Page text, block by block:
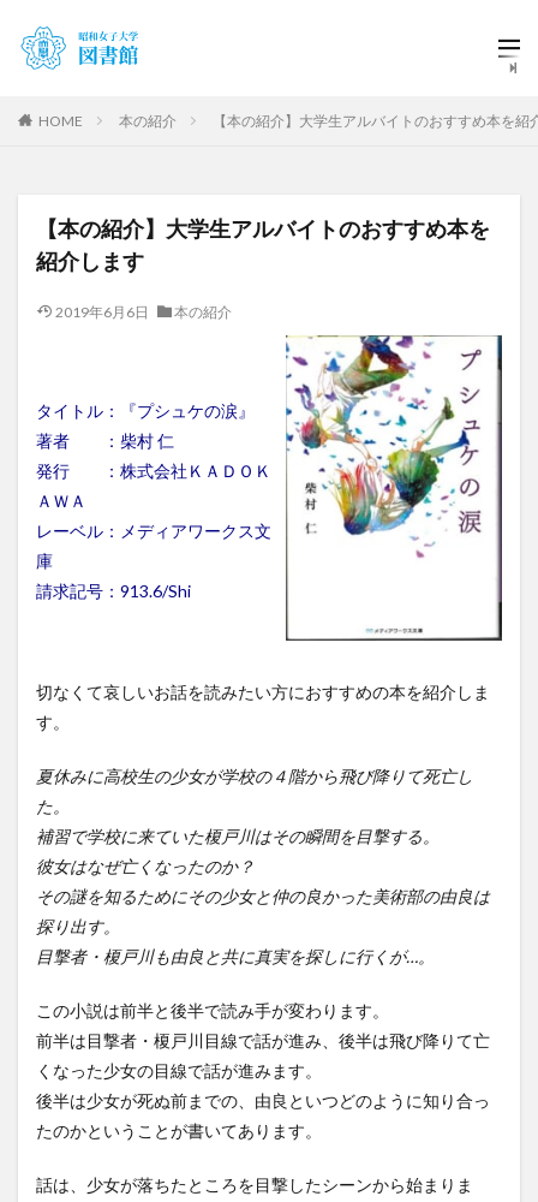
HOME 本の紹介 【本の紹介】大学生アルバイトのおすすめ本を紹
【本の紹介】大学生アルバイトのおすすめ本を
紹介します
2019年6月6日 本の紹介
タイトル：『プシュケの涙』
著者 ：柴村 仁
発行 ：株式会社ＫＡＤＯＫ
ＡＷＡ
レーベル：メディアワークス文
庫
請求記号：913.6/Shi
切なくて哀しいお話を読みたい方におすすめの本を紹介しま
す。
夏休みに高校生の少女が学校の４階から飛び降りて死亡し
た。
補習で学校に来ていた榎戸川はその瞬間を目撃する。
彼女はなぜ亡くなったのか？
その謎を知るためにその少女と仲の良かった美術部の由良は
探り出す。
目撃者・榎戸川も由良と共に真実を探しに行くが…。
この小説は前半と後半で読み手が変わります。
前半は目撃者・榎戸川目線で話が進み、後半は飛び降りて亡
くなった少女の目線で話が進みます。
後半は少女が死ぬ前までの、由良といつどのように知り合っ
たのかということが書いてあります。
話は、少女が落ちたところを目撃したシーンから始まりま